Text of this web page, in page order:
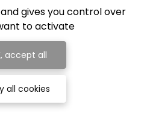
gives you control over
to activate
accept all
all cookies